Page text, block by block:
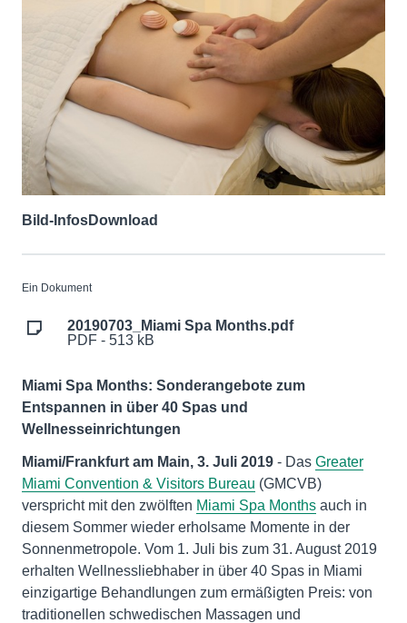
Bild-InfosDownload
Ein Dokument
20190703_Miami Spa Months.pdf
PDF - 513 kB
Miami Spa Months: Sonderangebote zum
Entspannen in über 40 Spas und
Wellnesseinrichtungen
Miami/Frankfurt am Main, 3. Juli 2019 - Das Greater
Miami Convention & Visitors Bureau (GMCVB)
verspricht mit den zwölften Miami Spa Months auch in
diesem Sommer wieder erholsame Momente in der
Sonnenmetropole. Vom 1. Juli bis zum 31. August 2019
erhalten Wellnessliebhaber in über 40 Spas in Miami
einzigartige Behandlungen zum ermäßigten Preis: von
traditionellen schwedischen Massagen und